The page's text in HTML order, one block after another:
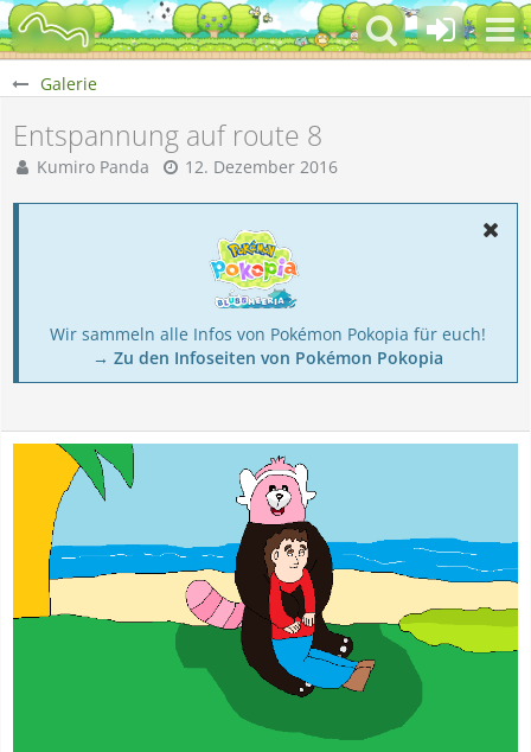
Galerie
Entspannung auf route 8
Kumiro Panda 12. Dezember 2016
Wir sammeln alle Infos von Pokémon Pokopia für euch!
→ Zu den Infoseiten von Pokémon Pokopia